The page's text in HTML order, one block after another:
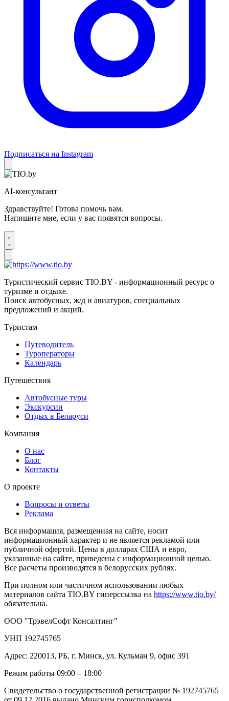
Подписаться на Instagram
AI-консультант
Здравствуйте! Готова помочь вам.
Напишите мне, если у вас появятся вопросы.
Туристический сервис TIO.BY - информационный ресурс о
туризме и отдыхе.
Поиск автобусных, ж/д и авиатуров, специальных
предложений и акций.
Туристам
Путеводитель
Туроператоры
Календарь
Путешествия
Автобусные туры
Экскурсии
Отдых в Беларуси
Компания
О нас
Блог
Контакты
О проекте
Вопросы и ответы
Реклама
Вся информация, размещенная на сайте, носит
информационный характер и не является рекламой или
публичной офертой. Цены в долларах США и евро,
указанные на сайте, приведены с информационной целью.
Все расчеты производятся в белорусских рублях.
При полном или частичном использовании любых
материалов сайта TIO.BY гиперссылка на https://www.tio.by/
обязательна.
ООО "ТрэвелСофт Консалтинг"
УНП 192745765
Адрес: 220013, РБ, г. Минск, ул. Кульман 9, офис 391
Режим работы 09:00 – 18:00
Свидетельство о государственной регистрации № 192745765